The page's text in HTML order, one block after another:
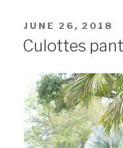
POSTED
ON
JUNE 26, 2018
Culottes